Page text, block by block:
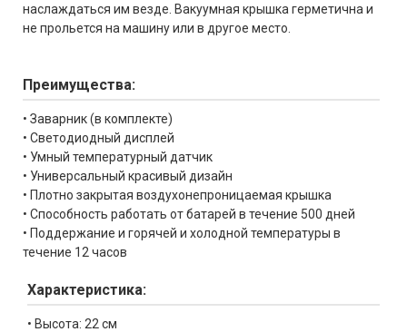
наслаждаться им везде. Вакуумная крышка герметична и
не прольется на машину или в другое место.
Преимущества:
• Заварник (в комплекте)
• Светодиодный дисплей
• Умный температурный датчик
• Универсальный красивый дизайн
• Плотно закрытая воздухонепроницаемая крышка
• Способность работать от батарей в течение 500 дней
• Поддержание и горячей и холодной температуры в
течение 12 часов
Характеристика:
• Высота: 22 см